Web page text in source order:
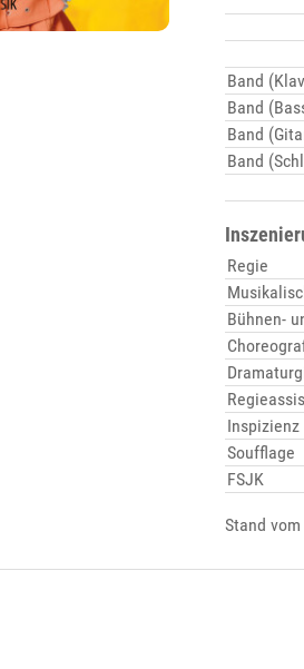
Band
Band
Band
Band
Regie
Bühnen-
Inspizienz
Soufflage
FSJK
Stand